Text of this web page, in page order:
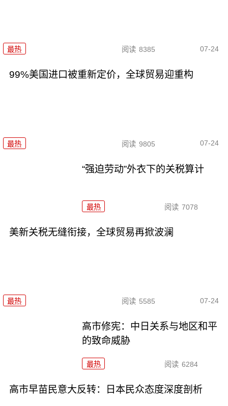
最热 阅读 8385 07-24
99%美国进口被重新定价，全球贸易迎重构
最热 阅读 9805 07-24
“强迫劳动”外衣下的关税算计
最热 阅读 7078
美新关税无缝衔接，全球贸易再掀波澜
最热 阅读 5585 07-24
高市修宪：中日关系与地区和平
的致命威胁
最热 阅读 6284
高市早苗民意大反转：日本民众态度深度剖析